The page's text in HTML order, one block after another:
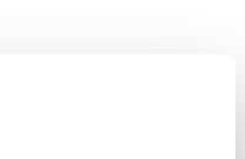
små julpynt. När